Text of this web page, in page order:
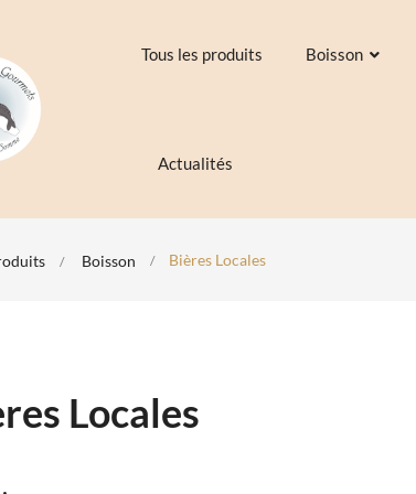
Tous les produits Boisson
Actualités
Boisson Bières Locales
Locales